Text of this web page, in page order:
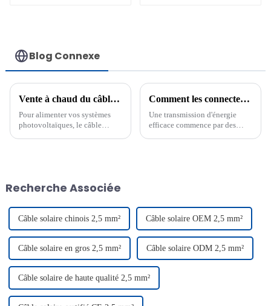
Blog Connexe
Vente à chaud du câble photovoltaïque 62930 IEC131 de XLPO : explications
Pour alimenter vos systèmes
photovoltaïques, le câble
durabilité.
Comment les connecteurs de dérivation Y 2 à 1 de haute qualité réduisent les pertes de puissance
Une transmission d'énergie
efficace commence par des
solaires et électriques.
Recherche Associée
Câble solaire chinois 2,5 mm² Câble solaire OEM 2,5 mm²
Câble solaire en gros 2,5 mm² Câble solaire ODM 2,5 mm²
Câble solaire de haute qualité 2,5 mm²